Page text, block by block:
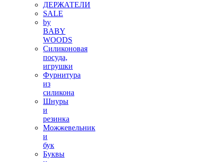
ДЕРЖАТЕЛИ
SALE
by
BABY
WOODS
Силиконовая
посуда,
игрушки
Фурнитура
из
силикона
Шнуры
и
резинка
Можжевельник
и
бук
Буквы